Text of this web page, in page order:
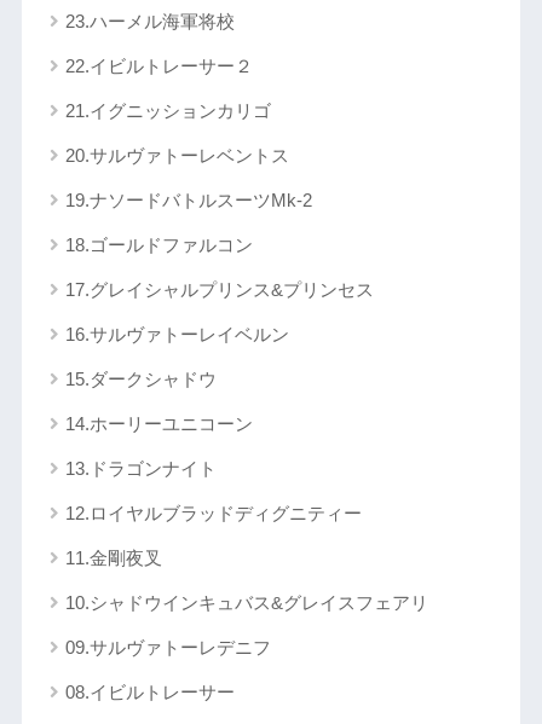
23.ハーメル海軍将校
22.イビルトレーサー２
21.イグニッションカリゴ
20.サルヴァトーレベントス
19.ナソードバトルスーツMk-2
18.ゴールドファルコン
17.グレイシャルプリンス&プリンセス
16.サルヴァトーレイベルン
15.ダークシャドウ
14.ホーリーユニコーン
13.ドラゴンナイト
12.ロイヤルブラッドディグニティー
11.金剛夜叉
10.シャドウインキュバス&グレイスフェアリ
09.サルヴァトーレデニフ
08.イビルトレーサー